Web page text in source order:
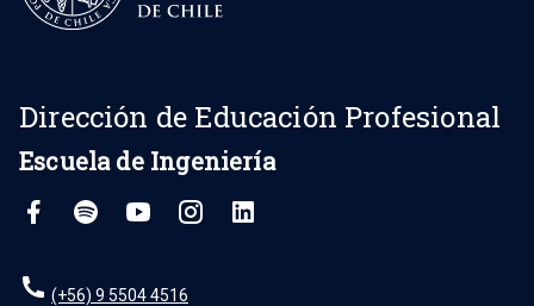
Dirección de Educación Profesional
Escuela de Ingeniería
(+56) 9 5504 4516